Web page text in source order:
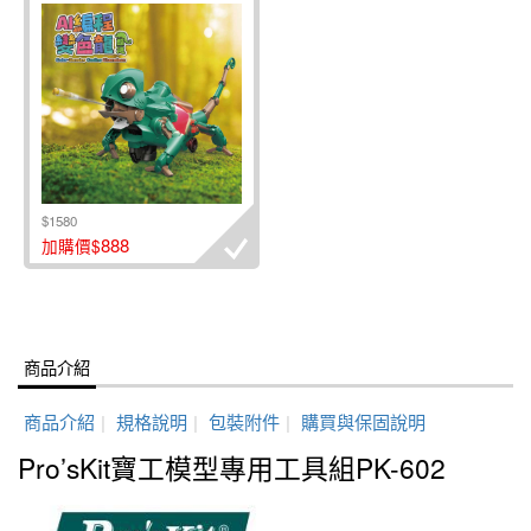
$1580
加購價$888
商品介紹
商品介紹 | 規格說明 | 包裝附件 | 購買與保固說明
Pro’sKit寶工模型專用工具組PK-602